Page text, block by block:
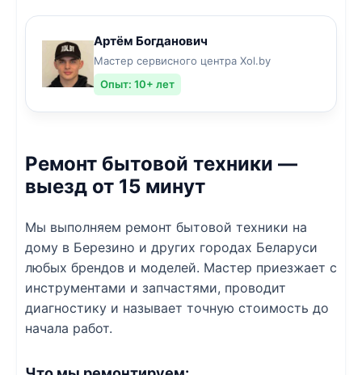
Артём Богданович
Мастер сервисного центра Xol.by
Опыт: 10+ лет
Ремонт бытовой техники —
выезд от 15 минут
Мы выполняем ремонт бытовой техники на
дому в Березино и других городах Беларуси
любых брендов и моделей. Мастер приезжает с
инструментами и запчастями, проводит
диагностику и называет точную стоимость до
начала работ.